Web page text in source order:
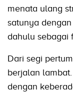
menata ulang
satunya
dahulu sebagai
Dari segi
berjalan
dengan